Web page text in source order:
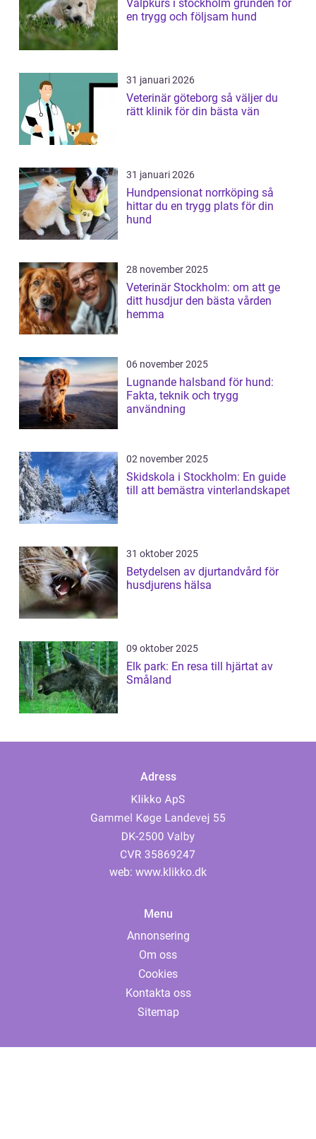
Valpkurs i stockholm grunden för
en trygg och följsam hund
31 januari 2026
Veterinär göteborg så väljer du
rätt klinik för din bästa vän
31 januari 2026
Hundpensionat norrköping så
hittar du en trygg plats för din
hund
28 november 2025
Veterinär Stockholm: om att ge
ditt husdjur den bästa vården
hemma
06 november 2025
Lugnande halsband för hund:
Fakta, teknik och trygg
användning
02 november 2025
Skidskola i Stockholm: En guide
till att bemästra vinterlandskapet
31 oktober 2025
Betydelsen av djurtandvård för
husdjurens hälsa
09 oktober 2025
Elk park: En resa till hjärtat av
Småland
Adress
web: www.klikko.dk
Menu
Annonsering
Om oss
Cookies
Kontakta oss
Sitemap